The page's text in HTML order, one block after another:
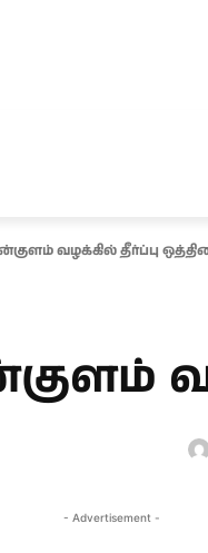
வழக்கில் தீர்ப்பு
- Advertisement -